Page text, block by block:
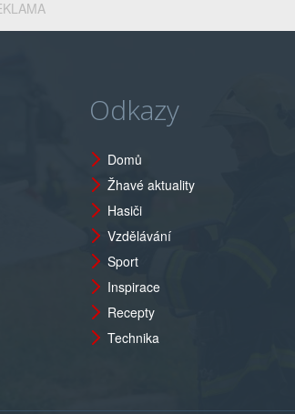
Odkazy
Domů
Žhavé aktuality
Hasiči
Vzdělávání
Sport
Inspirace
Recepty
Technika